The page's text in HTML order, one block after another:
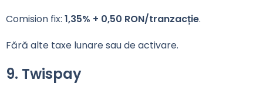
Comision fix: 1,35% + 0,50 RON/tranzacție.
Fără alte taxe lunare sau de activare.
9. Twispay